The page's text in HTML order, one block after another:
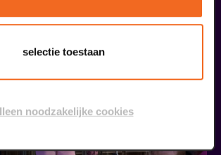
selectie toestaan
noodzakelijke cookies